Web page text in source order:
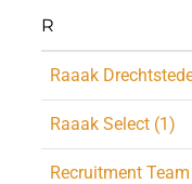
R
Raaak
Raaak Select (1)
Recruitment